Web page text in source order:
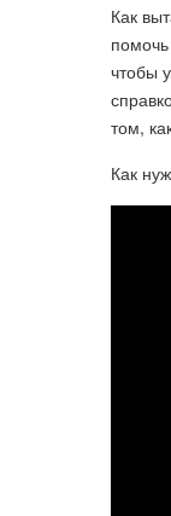
Как
чтобы
том,
Как